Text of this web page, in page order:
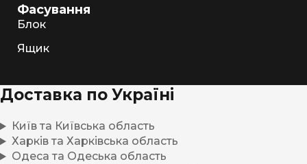
Фасування
Блок
Ящик
Доставка по Україні
Київ та Київська область
Харків та Харківська область
Одеса та Одеська область